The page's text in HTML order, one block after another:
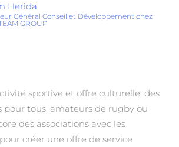
Herida
Général Conseil et Développement chez
GROUP
sportive et offre culturelle, des
pour tous, amateurs de rugby ou
des associations avec les
créer une offre de service